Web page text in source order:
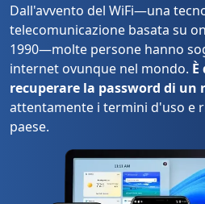
Dall'avvento del WiFi—una
telecomunicazione basata su
1990—molte persone hanno
internet ovunque nel mondo.
recuperare la password di un
attentamente i termini d'uso e
paese.